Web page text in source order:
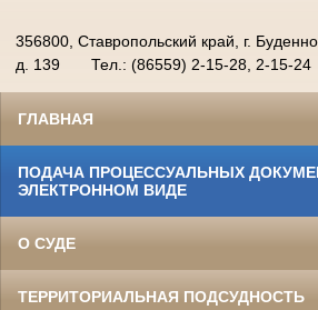
356800, Ставропольский край, г.
д. 139
Тел.: (86559) 2-15-28, 2-15-24
ГЛАВНАЯ
ПОДАЧА ПРОЦЕССУАЛЬНЫХ
ЭЛЕКТРОННОМ ВИДЕ
О СУДЕ
ТЕРРИТОРИАЛЬНАЯ ПОДСУДНОСТЬ